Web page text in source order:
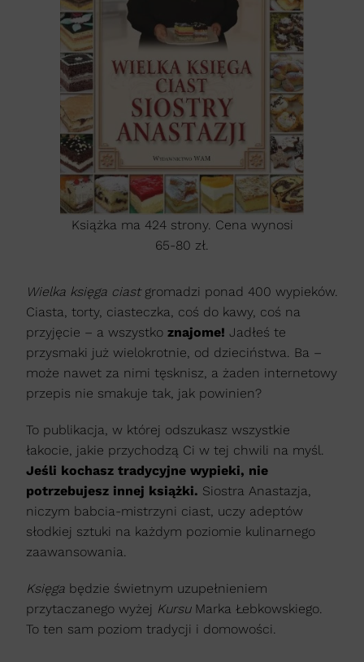
Książka ma 424 strony. Cena wynosi
65-80 zł.
Wielka księga ciast gromadzi ponad 400 wypieków.
Ciasta, torty, ciasteczka, coś do kawy, coś na
przyjęcie – a wszystko znajome! Jadłeś te
przysmaki już wielokrotnie, od dzieciństwa. Ba –
może nawet za nimi tęsknisz, a żaden internetowy
przepis nie smakuje tak, jak powinien?
To publikacja, w której odszukasz wszystkie
łakocie, jakie przychodzą Ci w tej chwili na myśl.
Jeśli kochasz tradycyjne wypieki, nie
potrzebujesz innej książki. Siostra Anastazja,
niczym babcia-mistrzyni ciast, uczy adeptów
słodkiej sztuki na każdym poziomie kulinarnego
zaawansowania.
Księga będzie świetnym uzupełnieniem
przytaczanego wyżej Kursu Marka Łebkowskiego.
To ten sam poziom tradycji i domowości.